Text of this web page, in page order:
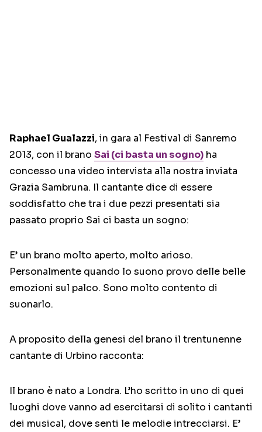
Raphael Gualazzi, in gara al Festival di Sanremo
2013, con il brano Sai (ci basta un sogno) ha
concesso una video intervista alla nostra inviata
Grazia Sambruna. Il cantante dice di essere
soddisfatto che tra i due pezzi presentati sia
passato proprio Sai ci basta un sogno:
E’ un brano molto aperto, molto arioso.
Personalmente quando lo suono provo delle belle
emozioni sul palco. Sono molto contento di
suonarlo.
A proposito della genesi del brano il trentunenne
cantante di Urbino racconta:
Il brano è nato a Londra. L’ho scritto in uno di quei
luoghi dove vanno ad esercitarsi di solito i cantanti
dei musical, dove senti le melodie intrecciarsi. E’